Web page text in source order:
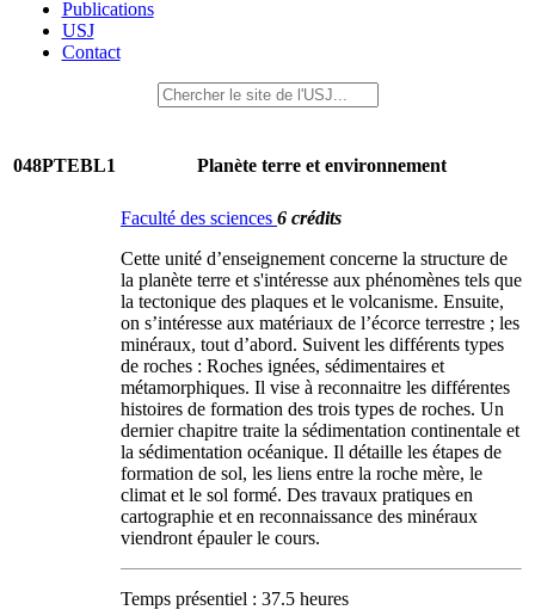
Publications
USJ
Contact
048PTEBL1 Planète terre et environnement
Faculté des sciences 6 crédits
Cette unité d’enseignement concerne la structure de
la planète terre et s'intéresse aux phénomènes tels que
la tectonique des plaques et le volcanisme. Ensuite,
on s’intéresse aux matériaux de l’écorce terrestre ; les
minéraux, tout d’abord. Suivent les différents types
de roches : Roches ignées, sédimentaires et
métamorphiques. Il vise à reconnaitre les différentes
histoires de formation des trois types de roches. Un
dernier chapitre traite la sédimentation continentale et
la sédimentation océanique. Il détaille les étapes de
formation de sol, les liens entre la roche mère, le
climat et le sol formé. Des travaux pratiques en
cartographie et en reconnaissance des minéraux
viendront épauler le cours.
Temps présentiel : 37.5 heures